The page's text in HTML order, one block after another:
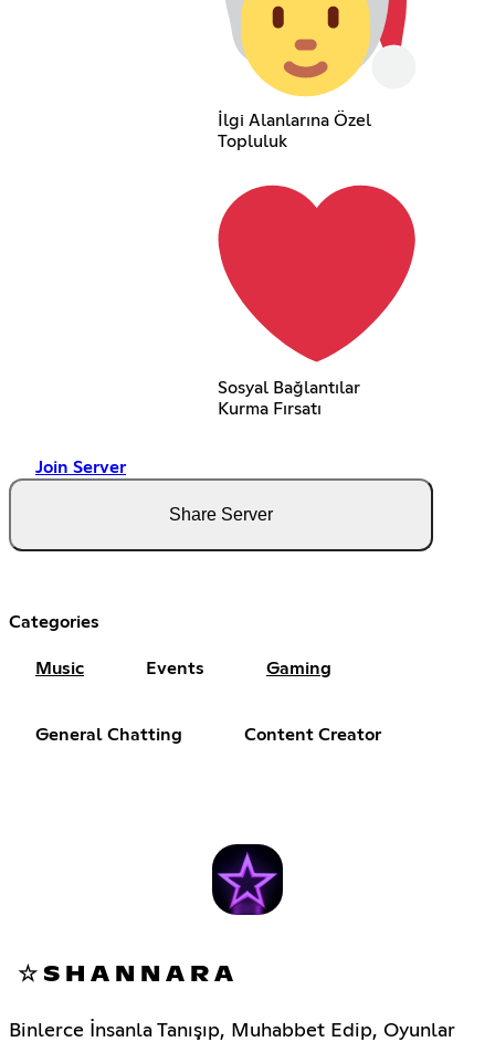
İlgi Alanlarına Özel
Topluluk
Sosyal Bağlantılar
Kurma Fırsatı
Join Server
Share Server
Categories
Music Events Gaming
General Chatting Content Creator
☆ S H A N N A R A
Binlerce İnsanla Tanışıp, Muhabbet Edip, Oyunlar